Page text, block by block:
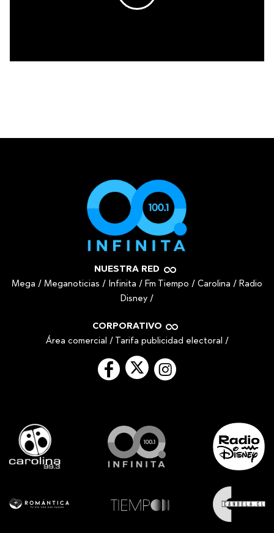
NUESTRA RED
Mega / Meganoticias / Infinita / Fm Tiempo / Carolina / Radio
Disney /
CORPORATIVO
Área comercial / Tarifa publicidad electoral /